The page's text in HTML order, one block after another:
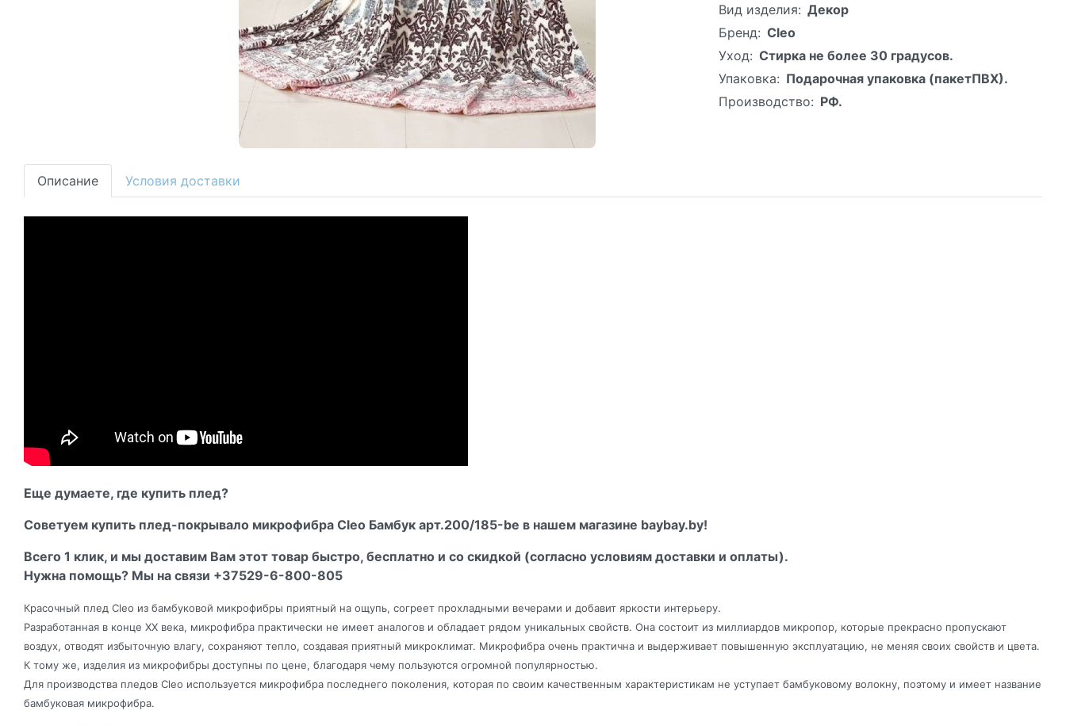
Вид изделия: Декор
Бренд: Cleo
Уход: Стирка не более 30 градусов.
Упаковка: Подарочная упаковка (пакетПВХ).
Производство: РФ.
Описание Условия доставки
Еще думаете, где купить плед?
Советуем купить плед-покрывало микрофибра Cleo Бамбук арт.200/185-be в нашем магазине baybay.by!
Всего 1 клик, и мы доставим Вам этот товар быстро, бесплатно и со скидкой (согласно условиям доставки и оплаты).
Нужна помощь? Мы на связи +37529-6-800-805
Красочный плед Cleo из бамбуковой микрофибры приятный на ощупь, согреет прохладными вечерами и добавит яркости интерьеру.
Разработанная в конце XX века, микрофибра практически не имеет аналогов и обладает рядом уникальных свойств. Она состоит из миллиардов микропор, которые прекрасно пропускают
воздух, отводят избыточную влагу, сохраняют тепло, создавая приятный микроклимат. Микрофибра очень практична и выдерживает повышенную эксплуатацию, не меняя своих свойств и цвета.
К тому же, изделия из микрофибры доступны по цене, благодаря чему пользуются огромной популярностью.
Для производства пледов Cleo используется микрофибра последнего поколения, которая по своим качественным характеристикам не уступает бамбуковому волокну, поэтому и имеет название
бамбуковая микрофибра.